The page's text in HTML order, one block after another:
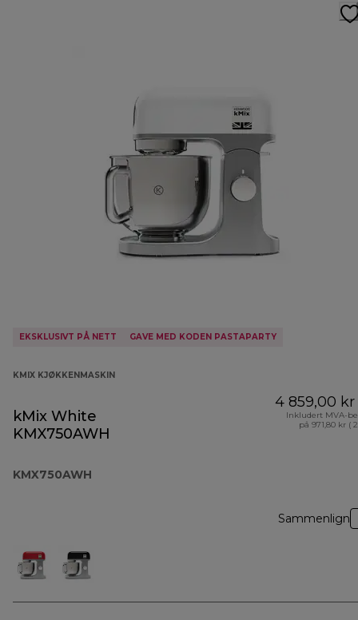
EKSKLUSIVT PÅ NETT GAVE MED KODEN PASTAPARTY
KMIX KJØKKENMASKIN
kMix White
KMX750AWH
KMX750AWH
4 859,00 kr
Inkludert MVA-
på 971,80 kr (
Sammenlign